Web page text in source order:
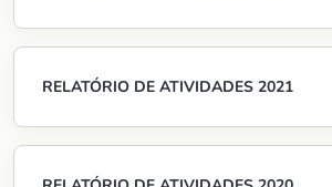
RELATÓRIO DE ATIVIDADES 2021